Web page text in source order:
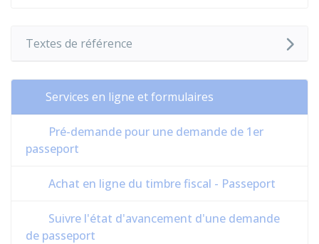
Textes de référence
Services en ligne et formulaires
Pré-demande pour une demande de 1er
passeport
Achat en ligne du timbre fiscal - Passeport
Suivre l'état d'avancement d'une demande
de passeport